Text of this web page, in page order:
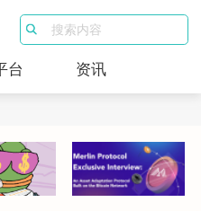
台 资讯